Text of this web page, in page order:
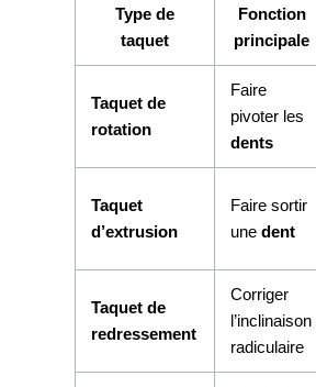
Type de
taquet
Fonction
principale
Taquet de
rotation
Faire
pivoter les
dents
Taquet
d’extrusion
Faire sortir
unedent
Taquet de
redressement
Corriger
l’inclinaison
radiculaire